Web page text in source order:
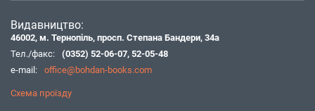
Видавництво:
46002, м. Тернопіль, просп. Степана Бандери, 34а
Тел./факс:
(0352) 52-06-07, 52-05-48
e-mail:
office@bohdan-books.com
Схема проїзду